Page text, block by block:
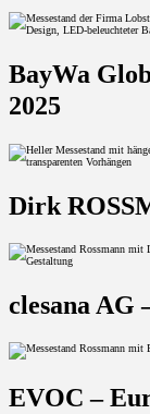
BayWa
2025
Dirk
clesana AG
EVOC –